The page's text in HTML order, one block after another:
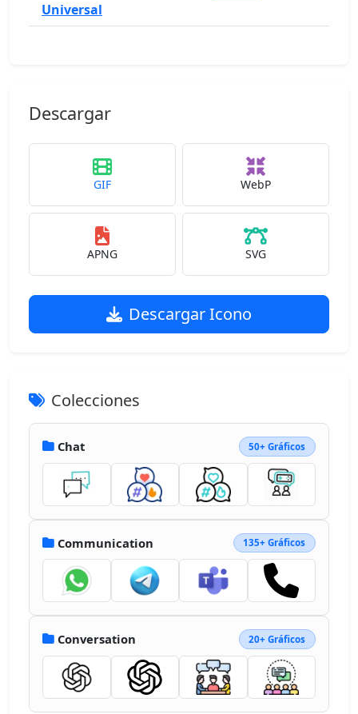
Universal
Descargar
GIF WebP
APNG SVG
Descargar Icono
Colecciones
Chat 50+ Gráficos
Communication 135+ Gráficos
Conversation 20+ Gráficos